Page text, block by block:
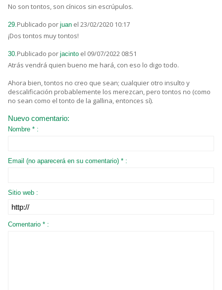
No son tontos, son cínicos sin escrúpulos.
29. Publicado por juan el 23/02/2020 10:17
¡Dos tontos muy tontos!
30. Publicado por jacinto el 09/07/2022 08:51
Atrás vendrá quien bueno me hará, con eso lo digo todo.
Ahora bien, tontos no creo que sean; cualquier otro insulto y
descalificación probablemente los merezcan, pero tontos no (como
no sean como el tonto de la gallina, entonces sí).
Nuevo comentario:
Nombre * :
Email (no aparecerá en su comentario) * :
Sitio web :
Comentario * :